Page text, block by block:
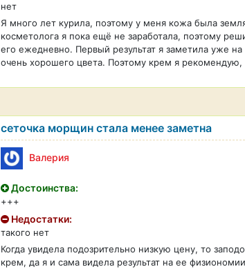
нет
Я много лет курила, поэтому у меня кожа была
косметолога я пока ещё не заработала, поэтому
его ежедневно. Первый результат я заметила уже
очень хорошего цвета. Поэтому крем я рекомендую,
сеточка морщин стала менее заметна
Валерия
Достоинства:
+++
Недостатки:
такого нет
Когда увидела подозрительно низкую цену, то
крем, да я и сама видела результат на ее